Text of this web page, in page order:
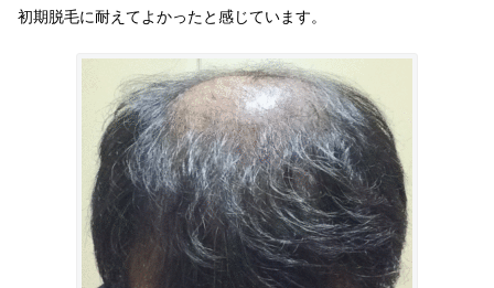
初期脱毛に耐えてよかったと感じています。